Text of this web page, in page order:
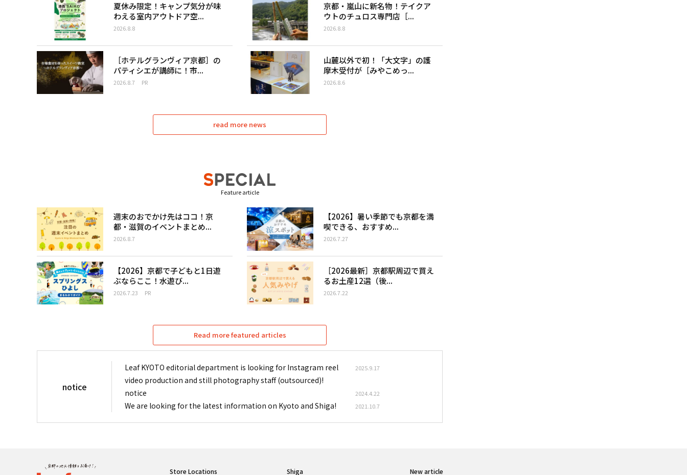
夏休み限定！キャンプ気分が味
わえる室内アウトドア空...
2026.8.8
京都・嵐山に新名物！テイクア
ウトのチュロス専門店［...
2026.8.8
［ホテルグランヴィア京都］の
パティシエが講師に！市...
2026.8.7 PR
山麓以外で初！「大文字」の護
摩木受付が［みやこめっ...
2026.8.6
read more news
Feature article
週末のおでかけ先はココ！京
都・滋賀のイベントまとめ...
2026.8.7
【2026】暑い季節でも京都を満
喫できる、おすすめ...
2026.7.27
【2026】京都で子どもと1日遊
ぶならここ！水遊び...
2026.7.23 PR
［2026最新］京都駅周辺で買え
るお土産12選（後...
2026.7.22
Read more featured articles
notice
Leaf KYOTO editorial department is looking for Instagram reel
video production and still photography staff (outsourced)!
2025.9.17
notice 2024.4.22
We are looking for the latest information on Kyoto and Shiga! 2021.10.7
Store Locations Shiga New article